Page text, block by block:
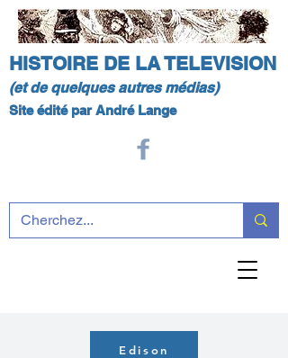
HISTOIRE DE LA TELEVISION
(et de quelques autres médias)
Site édité par André Lange
Edison